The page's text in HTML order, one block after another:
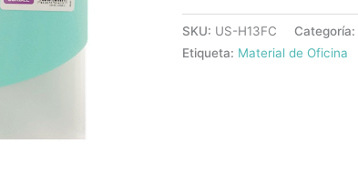
SKU: US-H13FC Categoría:
Etiqueta: Material de Oficina